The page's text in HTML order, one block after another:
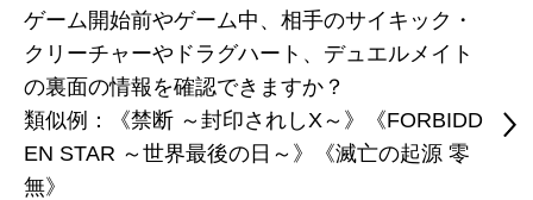
ゲーム開始前やゲーム中、相手のサイキック・
クリーチャーやドラグハート、デュエルメイト
の裏面の情報を確認できますか？
類似例：《禁断 ～封印されしX～》《FORBIDD
EN STAR ～世界最後の日～》《滅亡の起源 零
無》